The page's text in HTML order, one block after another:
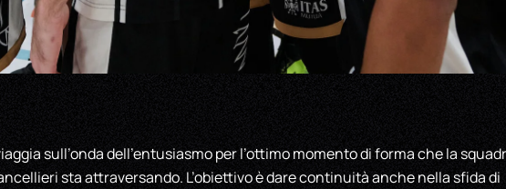
sull’onda dell’entusiasmo per l’ottimo momento di forma che la
sta attraversando. L’obiettivo è dare continuità anche nella sfida di